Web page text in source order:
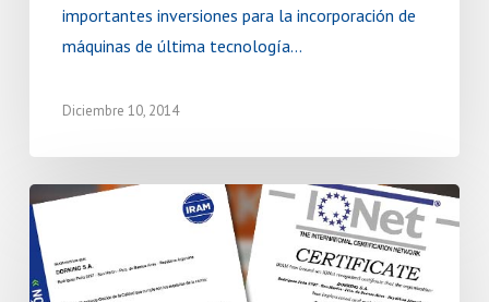
importantes inversiones para la incorporación de
máquinas de última tecnología…
Diciembre 10, 2014
Recertificación
Dorking
ISO
-9001:2015